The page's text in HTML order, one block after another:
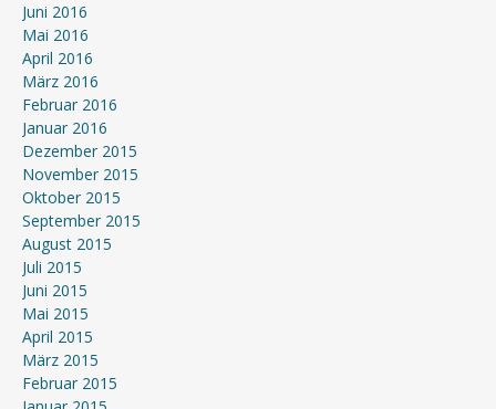
Juni 2016
Mai 2016
April 2016
März 2016
Februar 2016
Januar 2016
Dezember 2015
November 2015
Oktober 2015
September 2015
August 2015
Juli 2015
Juni 2015
Mai 2015
April 2015
März 2015
Februar 2015